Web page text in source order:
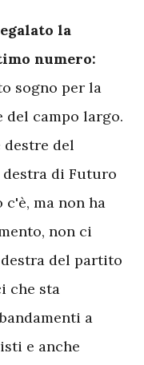
la
numero:
sogno per la
del campo largo.
del
destra di Futuro
ma non ha
non ci
del partito
che sta
a
e anche